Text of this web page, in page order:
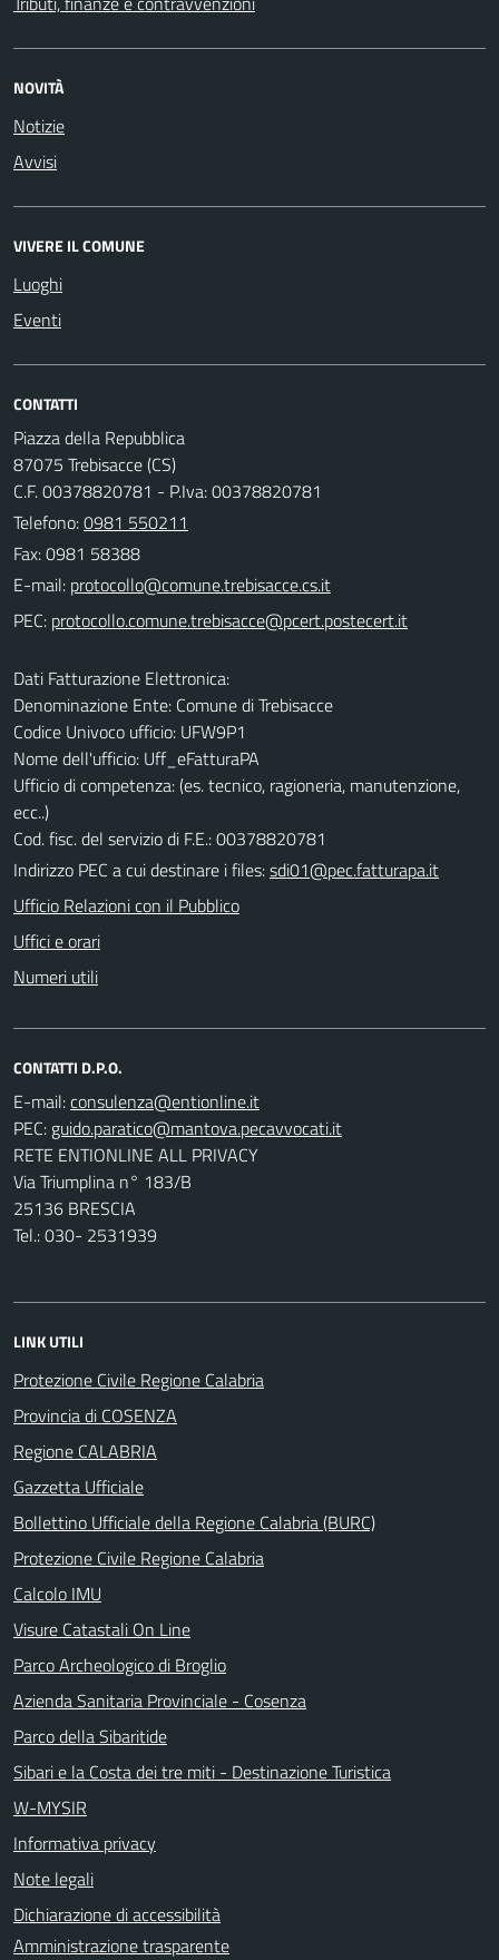
NOVITÀ
Notizie
Avvisi
VIVERE IL COMUNE
Luoghi
Eventi
CONTATTI
Piazza della Repubblica
87075 Trebisacce (CS)
C.F. 00378820781 - P.Iva: 00378820781
Telefono:0981 550211
Fax: 0981 58388
E-mail:
PEC:
Dati Fatturazione Elettronica:
Denominazione Ente: Comune di Trebisacce
Codice Univoco ufficio: UFW9P1
Nome dell'ufficio: Uff_eFatturaPA
Ufficio di competenza: (es. tecnico, ragioneria, manutenzione,
ecc..)
Cod. fisc. del servizio di F.E.: 00378820781
Indirizzo PEC a cui destinare i files:sdi01@pec.fatturapa.it
Ufficio Relazioni con il Pubblico
Uffici e orari
Numeri utili
CONTATTI D.P.O.
E-mail:
PEC:
RETE ENTIONLINE ALL PRIVACY
Via Triumplina n° 183/B
25136 BRESCIA
Tel.: 030- 2531939
LINK UTILI
Protezione Civile Regione Calabria
Provincia di COSENZA
Regione CALABRIA
Gazzetta Ufficiale
Bollettino Ufficiale della Regione Calabria (BURC)
Protezione Civile Regione Calabria
Calcolo IMU
Visure Catastali On Line
Parco Archeologico di Broglio
Azienda Sanitaria Provinciale - Cosenza
Parco della Sibaritide
Sibari e la Costa dei tre miti - Destinazione Turistica
W-MYSIR
Informativa privacy
Note legali
Dichiarazione di accessibilità
Amministrazione trasparente